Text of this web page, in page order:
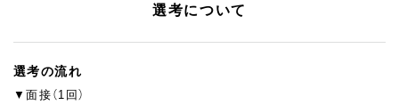
選考について
選考の流れ
▼面接（1回）